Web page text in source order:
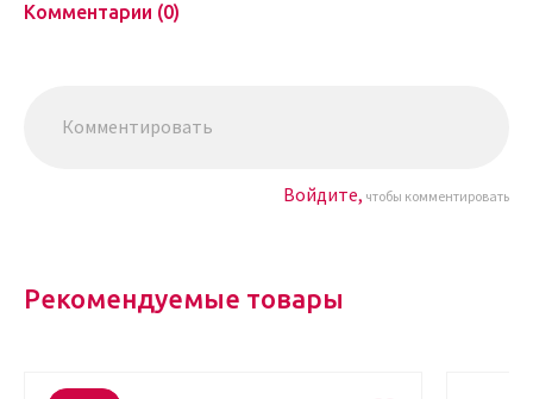
Комментарии (0)
Войдите, чтобы комментировать
Рекомендуемые товары